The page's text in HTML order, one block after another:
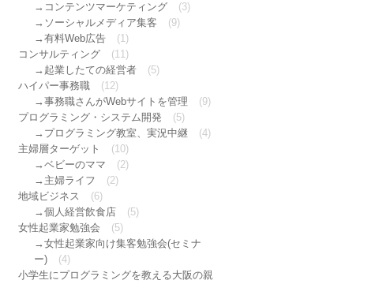
コンテンツマーケティング
(3)
ソーシャルメディア集客
(9)
有料Web広告
(1)
コンサルティング
(11)
起業したての経営者
(5)
ハイパー事務職
(12)
事務職さんがWebサイトを管理
(9)
プログラミング・システム開発
(5)
プログラミング教室、実況中継
(4)
主婦層ターゲット
(10)
ベビーのママ
(2)
主婦ライフ
(2)
地域ビジネス
(6)
個人経営飲食店
(5)
女性起業家勉強会
(5)
女性起業家向け集客勉強会(セミナ
ー)
(4)
小学生にプログラミングを教える大阪の親